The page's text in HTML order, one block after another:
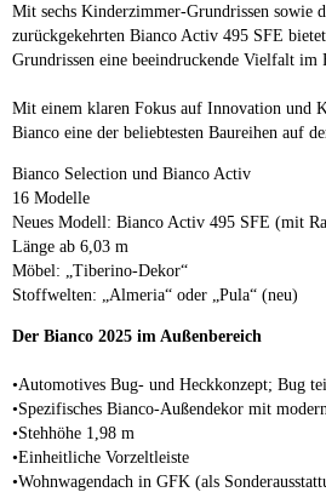
Mit sechs Kinderzimmer-Grundrissen sowie
zurückgekehrten Bianco Activ 495 SFE
Grundrissen eine beeindruckende Vielfalt im
Mit einem klaren Fokus auf Innovation und
Bianco eine der beliebtesten Baureihen auf
Bianco Selection und Bianco Activ
16 Modelle
Neues Modell: Bianco Activ 495 SFE (mit
Länge ab 6,03 m
Möbel: „Tiberino-Dekor“
Stoffwelten: „Almeria“ oder „Pula“ (neu)
Der Bianco 2025 im Außenbereich
•Automotives Bug- und Heckkonzept; Bug
•Spezifisches Bianco-Außendekor mit
•Stehhöhe 1,98 m
•Einheitliche Vorzeltleiste
•Wohnwagendach in GFK (als